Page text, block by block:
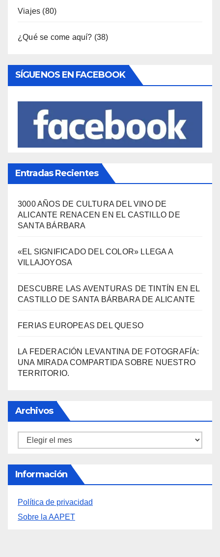
Entradas Recientes
ALICANTE RENACEN EN EL CASTILLO DE
SANTA BÁRBARA
«EL SIGNIFICADO DEL COLOR» LLEGA A
VILLAJOYOSA
CASTILLO DE SANTA BÁRBARA DE ALICANTE
LA FEDERACIÓN LEVANTINA DE FOTOGRAFÍA:
TERRITORIO.
Archivos
Información
Política de privacidad
Sobre la AAPET